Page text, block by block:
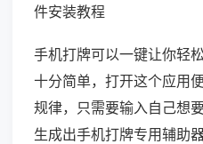
件安装教程
手机打牌可以一键让你轻
十分简单，打开这个应用
规律，只需要输入自己想
生成出手机打牌专用辅助